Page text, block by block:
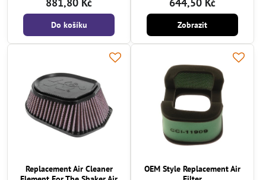
Do košíku Zobrazit
Replacement Air Cleaner
OEM Style Replacement Air